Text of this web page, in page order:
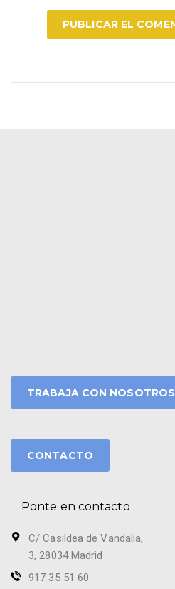
TRABAJA CON NOSOTROS
CONTACTO
Ponte en contacto
C/ Casildea de Vandalia,
3, 28034 Madrid
917 35 51 60